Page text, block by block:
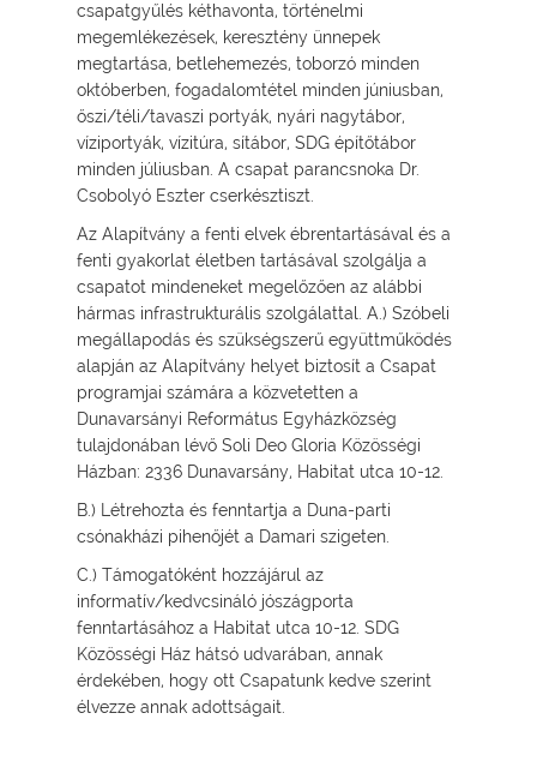
csapatgyűlés kéthavonta, történelmi
megemlékezések, keresztény ünnepek
megtartása, betlehemezés, toborzó minden
októberben, fogadalomtétel minden júniusban,
őszi/téli/tavaszi portyák, nyári nagytábor,
víziportyák, vízitúra, sítábor, SDG építőtábor
minden júliusban. A csapat parancsnoka Dr.
Csobolyó Eszter cserkésztiszt.
Az Alapítvány a fenti elvek ébrentartásával és a
fenti gyakorlat életben tartásával szolgálja a
csapatot mindeneket megelőzően az alábbi
hármas infrastrukturális szolgálattal. A.) Szóbeli
megállapodás és szükségszerű együttműködés
alapján az Alapítvány helyet biztosít a Csapat
programjai számára a közvetetten a
Dunavarsányi Református Egyházközség
tulajdonában lévő Soli Deo Gloria Közösségi
Házban: 2336 Dunavarsány, Habitat utca 10-12.
B.) Létrehozta és fenntartja a Duna-parti
csónakházi pihenőjét a Damari szigeten.
C.) Támogatóként hozzájárul az
informatív/kedvcsináló jószágporta
fenntartásához a Habitat utca 10-12. SDG
Közösségi Ház hátsó udvarában, annak
érdekében, hogy ott Csapatunk kedve szerint
élvezze annak adottságait.